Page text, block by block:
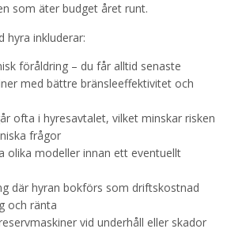
som äter budget året runt.
hyra inkluderar:
föråldring – du får alltid senaste
med bättre bränsleeffektivitet och
ofta i hyresavtalet, vilket minskar risken
frågor
olika modeller innan ett eventuellt
där hyran bokförs som driftskostnad
och ränta
vid underhåll eller skador